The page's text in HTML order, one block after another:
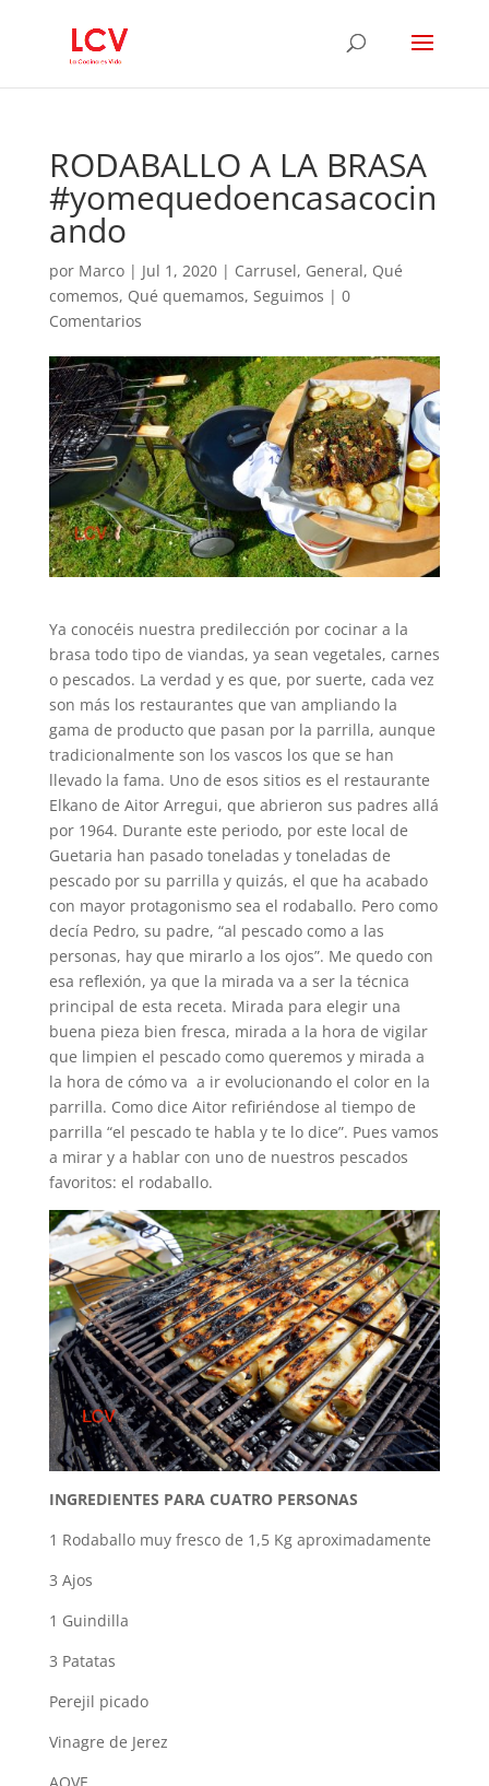
RODABALLO A LA BRASA
#yomequedoencasacocin
ando
por Marco| Jul 1, 2020| Carrusel, General, Qué
comemos, Qué quemamos, Seguimos | 0
Comentarios
Ya conocéis nuestra predilección por cocinar a la
brasa todo tipo de viandas, ya sean vegetales, carnes
o pescados. La verdad y es que, por suerte, cada vez
son más los restaurantes que van ampliando la
gama de producto que pasan por la parrilla, aunque
tradicionalmente son los vascos los que se han
llevado la fama. Uno de esos sitios es el restaurante
Elkano de Aitor Arregui, que abrieron sus padres allá
por 1964. Durante este periodo, por este local de
Guetaria han pasado toneladas y toneladas de
pescado por su parrilla y quizás, el que ha acabado
con mayor protagonismo sea el rodaballo. Pero como
decía Pedro, su padre, “al pescado como a las
personas, hay que mirarlo a los ojos”. Me quedo con
esa reflexión, ya que la mirada va a ser la técnica
principal de esta receta. Mirada para elegir una
buena pieza bien fresca, mirada a la hora de vigilar
que limpien el pescado como queremos y mirada a
la hora de cómo va a ir evolucionando el color en la
parrilla. Como dice Aitor refiriéndose al tiempo de
parrilla “el pescado te habla y te lo dice”. Pues vamos
a mirar y a hablar con uno de nuestros pescados
favoritos: el rodaballo.
INGREDIENTES PARA CUATRO PERSONAS
1 Rodaballo muy fresco de 1,5 Kg aproximadamente
3 Ajos
1 Guindilla
3 Patatas
Perejil picado
Vinagre de Jerez
AOVE